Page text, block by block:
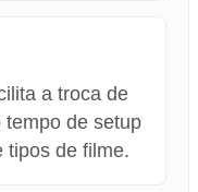
a troca de
tempo de setup
tipos de filme.